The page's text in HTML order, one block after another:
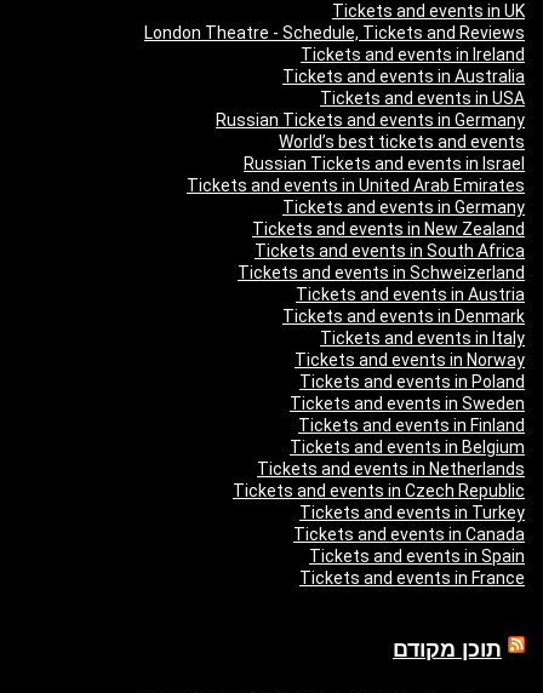
Tickets and events in UK
London Theatre - Schedule, Tickets and Reviews
Tickets and events in Ireland
Tickets and events in Australia
Tickets and events in USA
Russian Tickets and events in Germany
World’s best tickets and events
Russian Tickets and events in Israel
Tickets and events in United Arab Emirates
Tickets and events in Germany
Tickets and events in New Zealand
Tickets and events in South Africa
Tickets and events in Schweizerland
Tickets and events in Austria
Tickets and events in Denmark
Tickets and events in Italy
Tickets and events in Norway
Tickets and events in Poland
Tickets and events in Sweden
Tickets and events in Finland
Tickets and events in Belgium
Tickets and events in Netherlands
Tickets and events in Czech Republic
Tickets and events in Turkey
Tickets and events in Canada
Tickets and events in Spain
Tickets and events in France
תוכן מקודם